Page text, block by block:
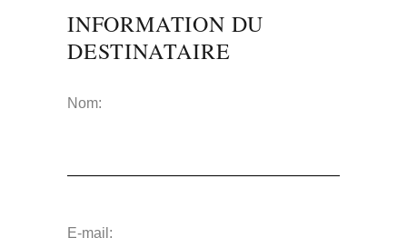
INFORMATION DU
DESTINATAIRE
Nom:
E-mail: